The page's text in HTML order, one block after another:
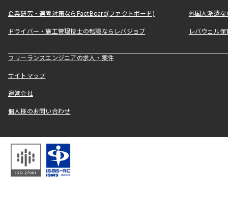
企業研究・選考対策ならFactBoard(ファクトボード) 外国人派遣な
ドライバー・施工管理技士の転職ならレバジョブ レバウェル
フリーランスエンジニアの求人・案件
サイトマップ
運営会社
個人様のお問い合わせ